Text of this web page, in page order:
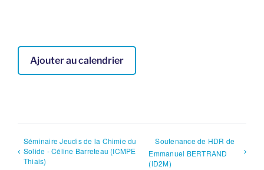
Ajouter au calendrier
Séminaire Jeudis de la Chimie du
Solide - Céline Barreteau (ICMPE
Thiais)
Soutenance de HDR de
Emmanuel BERTRAND
(ID2M)